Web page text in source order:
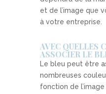
et de l’image que
à votre entreprise.
AVEC QUELLES
ASSOCIER LE
Le bleu peut être
nombreuses
fonction de